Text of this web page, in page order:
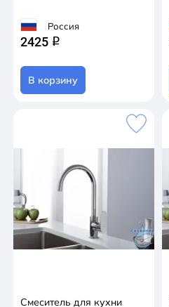
Россия
2425 q
В корзину
Смеситель для кухни